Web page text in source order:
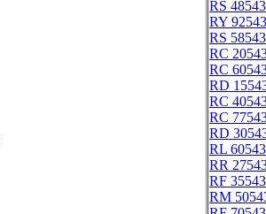
RS 48543
RY 92543
RS 58543
RC
RC
RD
RC
RC
RD
RL 60543
RR
RF 35543
RM